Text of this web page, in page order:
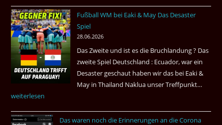
Venezuela
Fußball WM bei Eaki & May Das Desaster
Spiel
28.06.2026
Das Zweite und ist es die Bruchlandung ? Das
zweite Spiel Deutschland : Ecuador, war ein
Desaster geschaut haben wir das bei Eaki &
May in Thailand Naklua unser Treffpunkt…
bei
weiterlesen
Das waren noch die Erinnerungen an die Corona